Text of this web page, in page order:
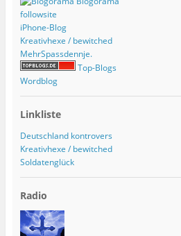
followsite
iPhone-Blog
Kreativhexe / bewitched
MehrSpassdennje.
Top-Blogs
Wordblog
Linkliste
Deutschland kontrovers
Kreativhexe / bewitched
Soldatenglück
Radio